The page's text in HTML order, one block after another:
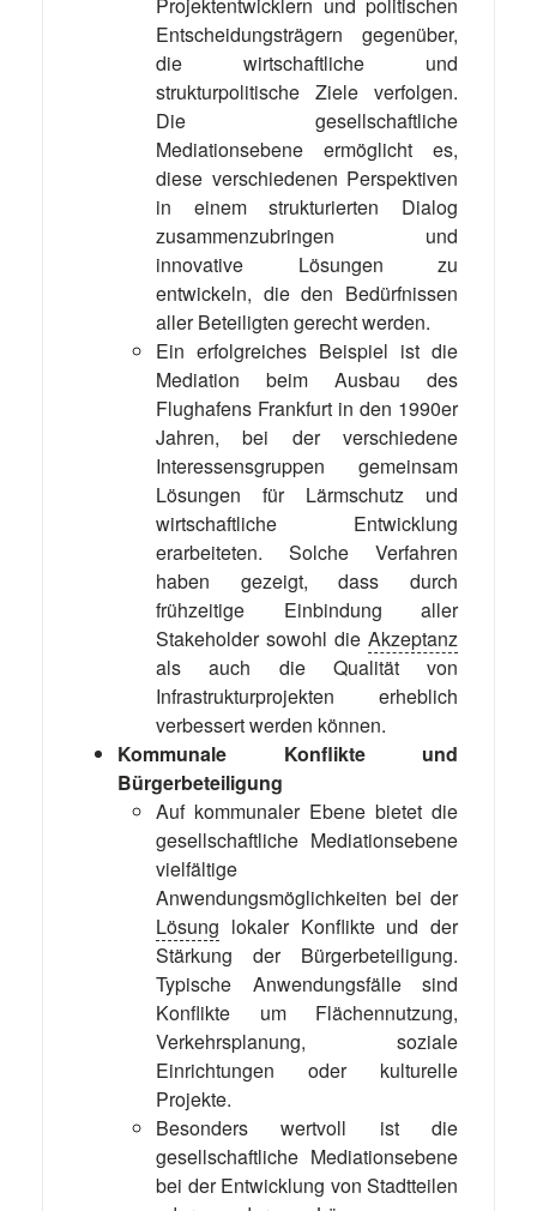
Projektentwicklern und politischen
Entscheidungsträgern gegenüber,
die wirtschaftliche und
strukturpolitische Ziele verfolgen.
Die gesellschaftliche
Mediationsebene ermöglicht es,
diese verschiedenen Perspektiven
in einem strukturierten Dialog
zusammenzubringen und
innovative Lösungen zu
entwickeln, die den Bedürfnissen
aller Beteiligten gerecht werden.
Ein erfolgreiches Beispiel ist die
Mediation beim Ausbau des
Flughafens Frankfurt in den 1990er
Jahren, bei der verschiedene
Interessensgruppen gemeinsam
Lösungen für Lärmschutz und
wirtschaftliche Entwicklung
erarbeiteten. Solche Verfahren
haben gezeigt, dass durch
frühzeitige Einbindung aller
Stakeholder sowohl die Akzeptanz
als auch die Qualität von
Infrastrukturprojekten erheblich
verbessert werden können.
Kommunale Konflikte und
Bürgerbeteiligung
Auf kommunaler Ebene bietet die
gesellschaftliche Mediationsebene
vielfältige
Anwendungsmöglichkeiten bei der
Lösung lokaler Konflikte und der
Stärkung der Bürgerbeteiligung.
Typische Anwendungsfälle sind
Konflikte um Flächennutzung,
Verkehrsplanung, soziale
Einrichtungen oder kulturelle
Projekte.
Besonders wertvoll ist die
gesellschaftliche Mediationsebene
bei der Entwicklung von Stadtteilen